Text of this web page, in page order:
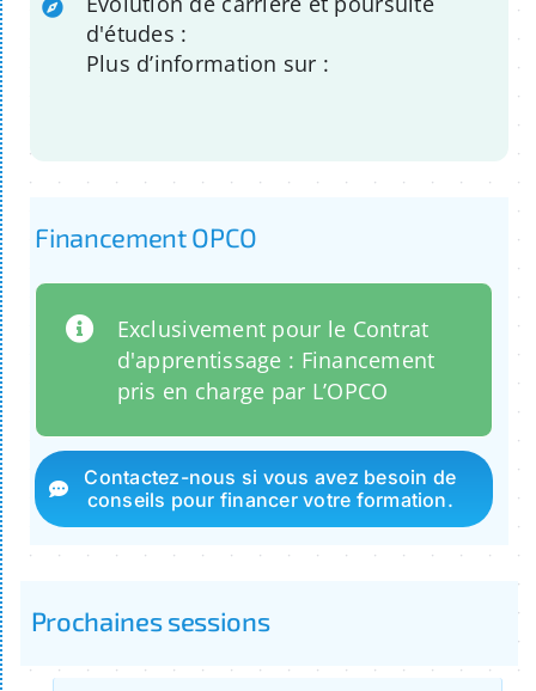
d'études :
Plus d’information sur :
Financement OPCO
Exclusivement pour le Contrat
d'apprentissage : Financement
pris en charge par L’OPCO
Contactez-nous si vous avez besoin de
conseils pour financer votre formation.
Prochaines sessions